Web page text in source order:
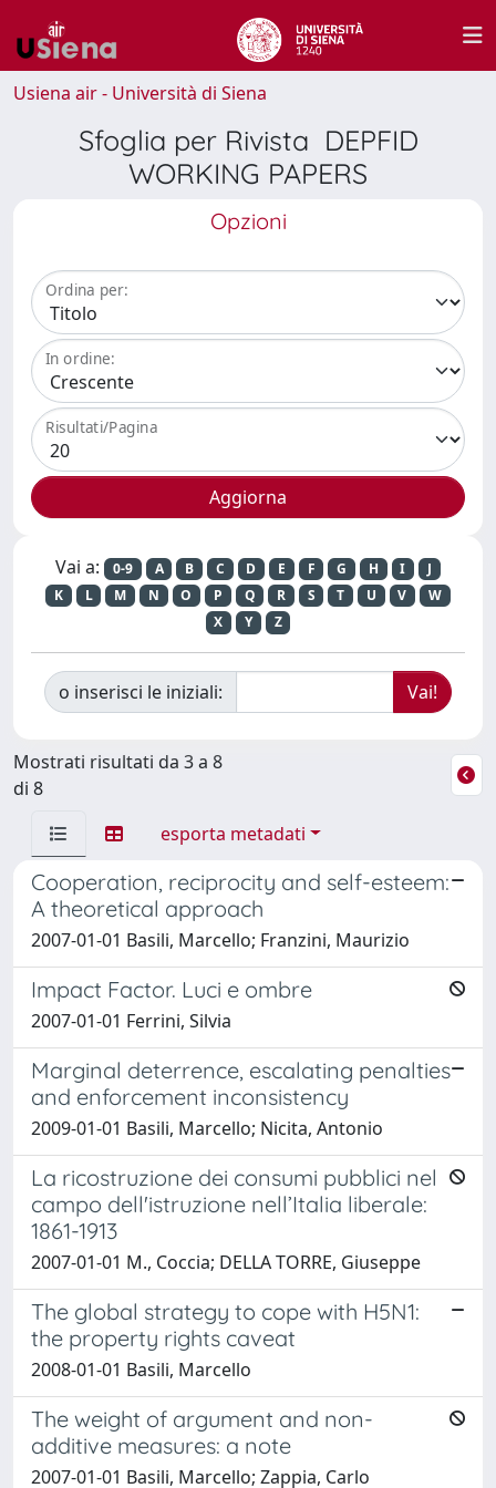
Usiena air - Università di Siena
Sfoglia per Rivista DEPFID
WORKING PAPERS
Opzioni
Ordina per:
In ordine:
Risultati/Pagina
Vai a: 0-9 A B C D E F G H I
J
K
L M N O P Q R S T U V
W
X
Y Z
o inserisci le iniziali:
Mostrati risultati da 3 a 8
di 8
esporta metadati
Cooperation, reciprocity and self-esteem:
A theoretical approach
2007-01-01 Basili, Marcello; Franzini, Maurizio
Impact Factor. Luci e ombre
2007-01-01 Ferrini, Silvia
Marginal deterrence, escalating penalties
and enforcement inconsistency
2009-01-01 Basili, Marcello; Nicita, Antonio
La ricostruzione dei consumi pubblici nel
campo dell'istruzione nell’Italia liberale:
1861-1913
2007-01-01 M., Coccia; DELLA TORRE, Giuseppe
The global strategy to cope with H5N1:
the property rights caveat
2008-01-01 Basili, Marcello
The weight of argument and non-
additive measures: a note
2007-01-01 Basili, Marcello; Zappia, Carlo